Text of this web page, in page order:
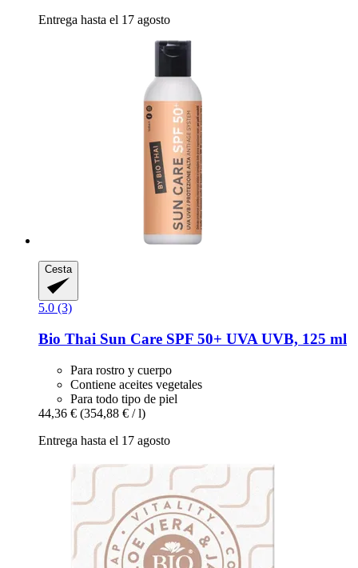
Entrega hasta el 17 agosto
Cesta
5.0 (3)
Bio Thai Sun Care SPF 50+ UVA UVB, 125 ml
Para rostro y cuerpo
Contiene aceites vegetales
Para todo tipo de piel
44,36 € (354,88 € / l)
Entrega hasta el 17 agosto